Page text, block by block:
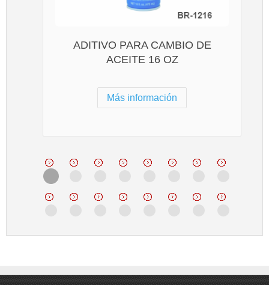
ADITIVO PARA CAMBIO DE
ACEITE 16 OZ
Más información